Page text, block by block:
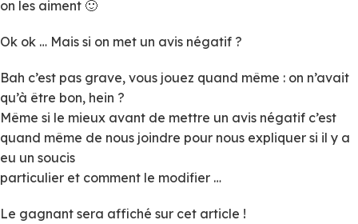
on les aiment 🙂
Ok ok … Mais si on met un avis négatif ?
Bah c’est pas grave, vous jouez quand même : on n’avait
qu’à être bon, hein ?
Même si le mieux avant de mettre un avis négatif c’est
quand même de nous joindre pour nous expliquer si il y a
eu un soucis
particulier et comment le modifier …
Le gagnant sera affiché sur cet article !